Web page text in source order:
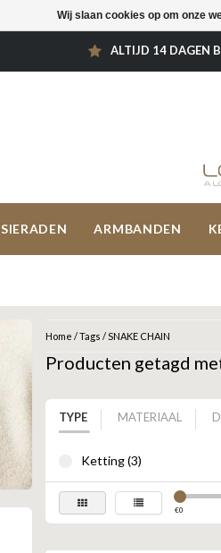
ALTIJD 14 DAGEN
SIERADEN ARMBANDEN
Home /Tags /SNAKE CHAIN
Producten getagd
TYPE MATERIAAL
Ketting (3)
€0
Wij slaan cookies op om onze